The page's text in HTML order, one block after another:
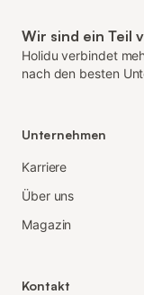
Wir sind ein Teil
Holidu verbindet
nach den besten
Unternehmen
Karriere
Über uns
Magazin
Kontakt